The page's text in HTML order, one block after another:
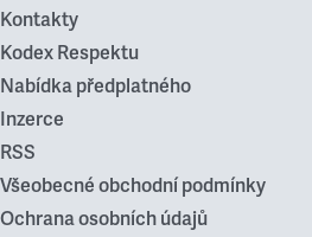
Kontakty
Kodex Respektu
Nabídka předplatného
Inzerce
RSS
Všeobecné obchodní podmínky
Ochrana osobních údajů